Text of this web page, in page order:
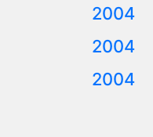
2004
2004
2004